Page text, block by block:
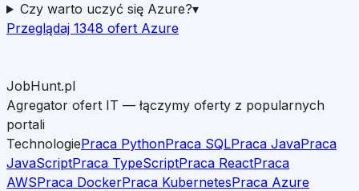
Czy warto uczyć się Azure?▾
Przeglądaj 1348 ofert Azure
JobHunt.pl
Agregator ofert IT — łączymy oferty z popularnych
portali
TechnologiePraca PythonPraca SQLPraca JavaPraca
JavaScriptPraca TypeScriptPraca ReactPraca
AWSPraca DockerPraca KubernetesPraca Azure